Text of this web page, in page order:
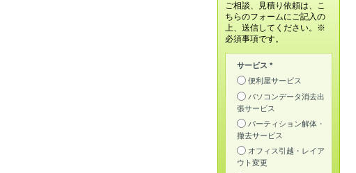
ご相談、見積り依頼は、こ
ちらのフォームにご記入の
上、送信してください。※
必須事項です。
サービス *
便利屋サービス
パソコンデータ消去出
張サービス
パーティション解体・
撤去サービス
オフィス引越・レイア
ウト変更